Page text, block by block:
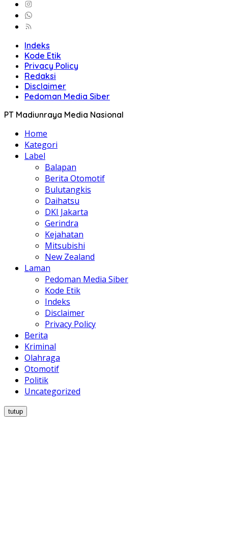
Indeks
Kode Etik
Privacy Policy
Redaksi
Disclaimer
Pedoman Media Siber
PT Madiunraya Media Nasional
Home
Kategori
Label
Balapan
Berita Otomotif
Bulutangkis
Daihatsu
DKI Jakarta
Gerindra
Kejahatan
Mitsubishi
New Zealand
Laman
Pedoman Media Siber
Kode Etik
Indeks
Disclaimer
Privacy Policy
Berita
Kriminal
Olahraga
Otomotif
Politik
Uncategorized
tutup